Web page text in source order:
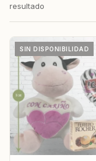
resultado
SIN DISPONIBILIDAD